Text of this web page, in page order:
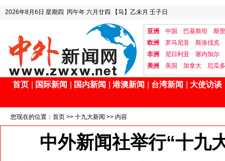
2026年8月6日 星期四 丙午年 六月廿四 【马】乙未月 壬子日
亚洲 中国 巴基斯坦
斯
欧洲
罗马尼亚
斯洛伐克
非洲
尼日利亚
塞内加尔
美洲
美国 加拿大 厄瓜
首页 国际新闻 国内新闻 港澳新闻 台湾新闻 大使访谈
您现在的位置： 首页 >> 十九大新闻 >> 内容
中外新闻社举行“十九